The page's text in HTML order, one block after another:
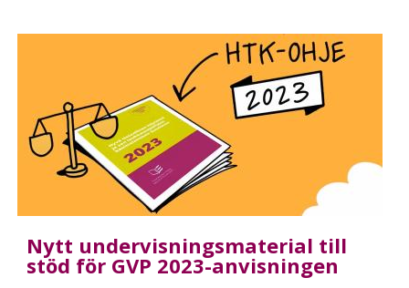
Nytt undervisningsmaterial till
stöd för GVP 2023-anvisningen